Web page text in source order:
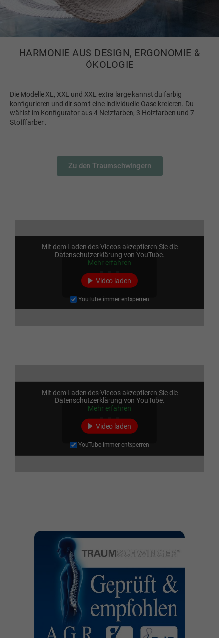
HARMONIE AUS DESIGN, ERGONOMIE &
ÖKOLOGIE
Die Modelle XL, XXL und XXL extra large kannst du farbig
konfigurieren und dir somit eine individuelle Oase kreieren. Du
wählst im Konfigurator aus 4 Netzfarben, 3 Holzfarben und 7
Stofffarben.
Zu den Traumschwingern
Mit dem Laden des Videos akzeptieren Sie die
Datenschutzerklärung von YouTube.
Mehr erfahren
Video laden
YouTube immer entsperren
Mit dem Laden des Videos akzeptieren Sie die
Datenschutzerklärung von YouTube.
Mehr erfahren
Video laden
YouTube immer entsperren